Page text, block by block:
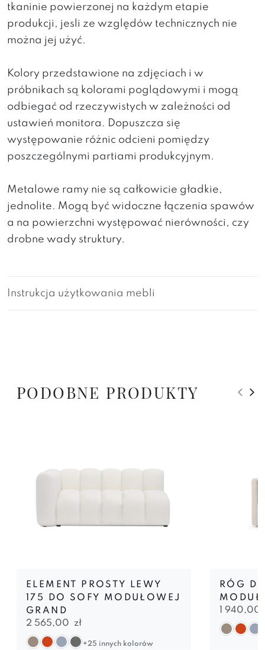
tkaninie powierzonej na każdym etapie
produkcji, jesli ze względów technicznych nie
można jej użyć.
Kolory przedstawione na zdjęciach i w
próbnikach są kolorami poglądowymi i mogą
odbiegać od rzeczywistych w zależności od
ustawień monitora. Dopuszcza się
występowanie różnic odcieni pomiędzy
poszczególnymi partiami produkcyjnym.
Metalowe ramy nie są całkowicie gładkie,
jednolite. Mogą być widoczne łączenia spawów
a na powierzchni występować nierówności, czy
drobne wady struktury.
Instrukcja użytkowania mebli
PODOBNE PRODUKTY
ELEMENT PROSTY LEWY
175 DO SOFY MODUŁOWEJ
GRAND
2 565,00 zł
+25 innych kolorów
RÓG
1 940,00